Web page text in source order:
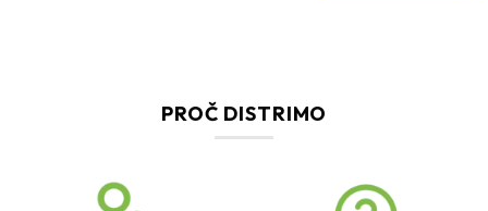
PROČ DISTRIMO